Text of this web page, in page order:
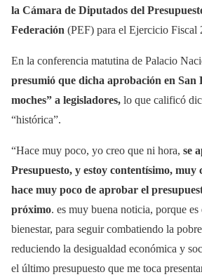
la Cámara de Diputados del
Federación (PEF) para el Ejercicio Fiscal
En la conferencia matutina de Palacio
presumió que dicha aprobación en San
moches” a legisladores, lo que calificó
“histórica”.
“Hace muy poco, yo creo que ni hora, se
Presupuesto, y estoy contentísimo, muy
hace muy poco de aprobar el
próximo. es muy buena noticia, porque es
bienestar, para seguir combatiendo la
reduciendo la desigualdad económica y
el último presupuesto que me toca